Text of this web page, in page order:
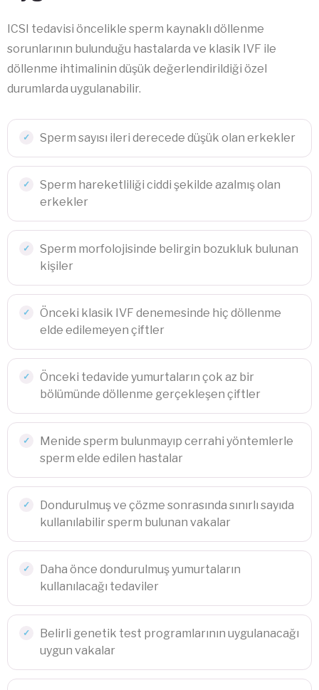
ICSI tedavisi öncelikle sperm kaynaklı döllenme
sorunlarının bulunduğu hastalarda ve klasik IVF ile
döllenme ihtimalinin düşük değerlendirildiği özel
durumlarda uygulanabilir.
Sperm sayısı ileri derecede düşük olan erkekler
Sperm hareketliliği ciddi şekilde azalmış olan
erkekler
Sperm morfolojisinde belirgin bozukluk bulunan
kişiler
Önceki klasik IVF denemesinde hiç döllenme
elde edilemeyen çiftler
Önceki tedavide yumurtaların çok az bir
bölümünde döllenme gerçekleşen çiftler
Menide sperm bulunmayıp cerrahi yöntemlerle
sperm elde edilen hastalar
Dondurulmuş ve çözme sonrasında sınırlı sayıda
kullanılabilir sperm bulunan vakalar
Daha önce dondurulmuş yumurtaların
kullanılacağı tedaviler
Belirli genetik test programlarının uygulanacağı
uygun vakalar